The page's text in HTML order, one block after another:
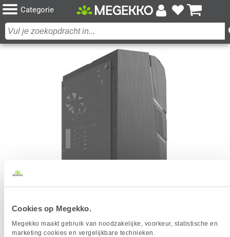
Cookies op Megekko.
Megekko maakt gebruik van noodzakelijke, voorkeur, statistische en
marketing cookies en vergelijkbare technieken.
Categorie
MSI MAG META 5 3SI-442MYS DESKTOP GAMING
Het product dat je zocht is helaas niet meer beschikbaar.